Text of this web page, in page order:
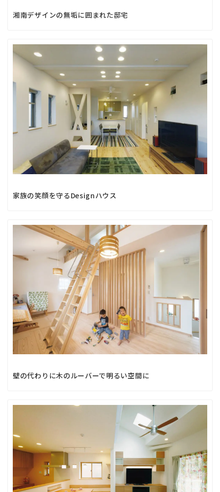
湘南デザインの無垢に囲まれた邸宅
家族の笑顔を守るDesignハウス
壁の代わりに木のルーバーで明るい空間に